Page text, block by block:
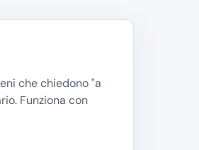
che chiedono "a
Funziona con